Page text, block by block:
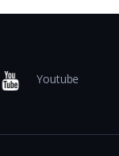
Youtube